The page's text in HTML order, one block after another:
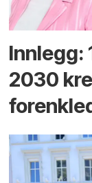
Innlegg:
2030